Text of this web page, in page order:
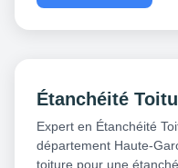
Étanchéité
Expert en Étanchéité
département Haute-
toiture pour une